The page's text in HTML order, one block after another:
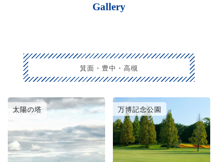
Gallery
箕面・豊中・高槻
太陽の塔 万博記念公園